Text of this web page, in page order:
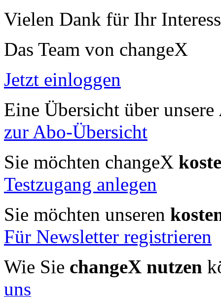
Vielen Dank für Ihr
Das Team von changeX
Jetzt einloggen
Eine Übersicht über unsere
zur Abo-Übersicht
Sie möchten changeX
Testzugang anlegen
Sie möchten unseren
Für Newsletter registrieren
Wie Sie changeX nutzen
uns